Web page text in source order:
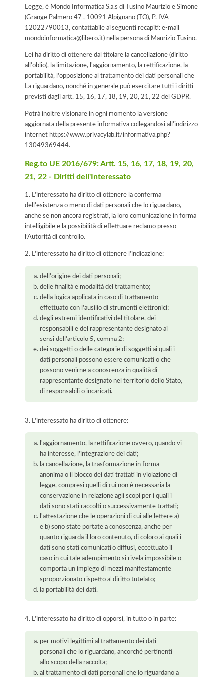
Legge, è Mondo Informatica S.a.s di Tusino Maurizio e Simone
(Grange Palmero 47 , 10091 Alpignano (TO), P. IVA
12022790013, contattabile ai seguenti recapiti: e-mail
mondoinformatica@libero.it) nella persona di Maurizio Tusino.
Lei ha diritto di ottenere dal titolare la cancellazione (diritto
all'oblio), la limitazione, l'aggiornamento, la rettificazione, la
portabilità, l'opposizione al trattamento dei dati personali che
La riguardano, nonché in generale può esercitare tutti i diritti
previsti dagli artt. 15, 16, 17, 18, 19, 20, 21, 22 del GDPR.
Potrà inoltre visionare in ogni momento la versione
aggiornata della presente informativa collegandosi all'indirizzo
internet https://www.privacylab.it/informativa.php?
13049369444.
Reg.to UE 2016/679: Artt. 15, 16, 17, 18, 19, 20,
21, 22 - Diritti dell'Interessato
1. L'interessato ha diritto di ottenere la conferma
dell'esistenza o meno di dati personali che lo riguardano,
anche se non ancora registrati, la loro comunicazione in forma
intelligibile e la possibilità di effettuare reclamo presso
l’Autorità di controllo.
2. L'interessato ha diritto di ottenere l'indicazione:
dell'origine dei dati personali;
delle finalità e modalità del trattamento;
della logica applicata in caso di trattamento
effettuato con l'ausilio di strumenti elettronici;
degli estremi identificativi del titolare, dei
responsabili e del rappresentante designato ai
sensi dell'articolo 5, comma 2;
dei soggetti o delle categorie di soggetti ai quali i
dati personali possono essere comunicati o che
possono venirne a conoscenza in qualità di
rappresentante designato nel territorio dello Stato,
di responsabili o incaricati.
3. L'interessato ha diritto di ottenere:
l'aggiornamento, la rettificazione ovvero, quando vi
ha interesse, l'integrazione dei dati;
la cancellazione, la trasformazione in forma
anonima o il blocco dei dati trattati in violazione di
legge, compresi quelli di cui non è necessaria la
conservazione in relazione agli scopi per i quali i
dati sono stati raccolti o successivamente trattati;
l'attestazione che le operazioni di cui alle lettere a)
e b) sono state portate a conoscenza, anche per
quanto riguarda il loro contenuto, di coloro ai quali i
dati sono stati comunicati o diffusi, eccettuato il
caso in cui tale adempimento si rivela impossibile o
comporta un impiego di mezzi manifestamente
sproporzionato rispetto al diritto tutelato;
la portabilità dei dati.
4. L'interessato ha diritto di opporsi, in tutto o in parte:
per motivi legittimi al trattamento dei dati
personali che lo riguardano, ancorché pertinenti
allo scopo della raccolta;
al trattamento di dati personali che lo riguardano a